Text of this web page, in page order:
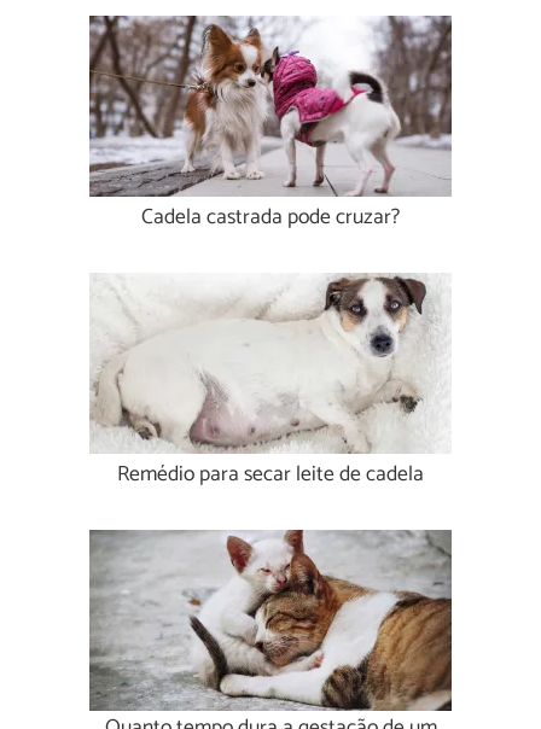
Cadela castrada pode cruzar?
Remédio para secar leite de cadela